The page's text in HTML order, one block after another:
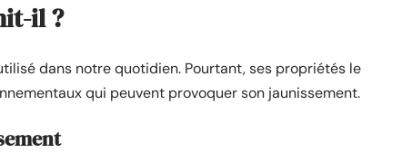
il ?
dans notre quotidien. Pourtant, ses propriétés le
qui peuvent provoquer son jaunissement.